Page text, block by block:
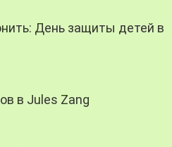
День защиты детей в
в Jules Zang